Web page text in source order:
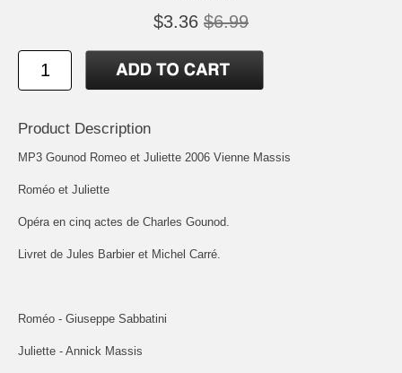
$3.36 $6.99
Product Description
MP3 Gounod Romeo et Juliette 2006 Vienne Massis
Roméo et Juliette
Opéra en cinq actes de Charles Gounod.
Livret de Jules Barbier et Michel Carré.
Roméo - Giuseppe Sabbatini
Juliette - Annick Massis